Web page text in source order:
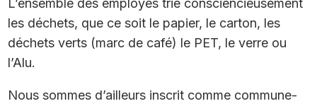
les déchets, que ce soit le papier, le carton, les
déchets verts (marc de café) le PET, le verre ou
l’Alu.
Nous sommes d’ailleurs inscrit comme commune-